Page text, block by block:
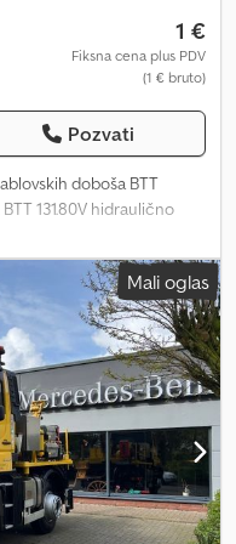
1 €
Fiksna cena plus PDV
(1 € bruto)
Pozvati
doboša BTT
131.80V hidraulično
i obuka na licu mesta.
kao što su offshore
dolazi do velike
nadzemnih vodova,
provodnika polažu se u
dužih sekcija u jednom
kablove na širokim
standardnih
Hokr Transportna prikolica
proširiva.
se može spuštati
dobošima u
Mali oglas